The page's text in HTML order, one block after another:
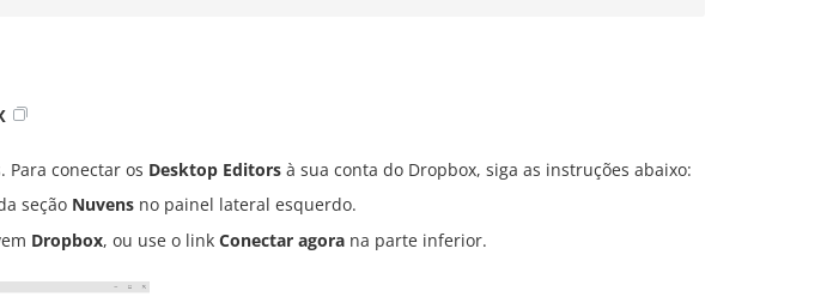
Para conectar os Desktop Editors à sua conta do Dropbox, siga as instruções abaixo:
seção Nuvens no painel lateral esquerdo.
Dropbox, ou use o link Conectar agora na parte inferior.